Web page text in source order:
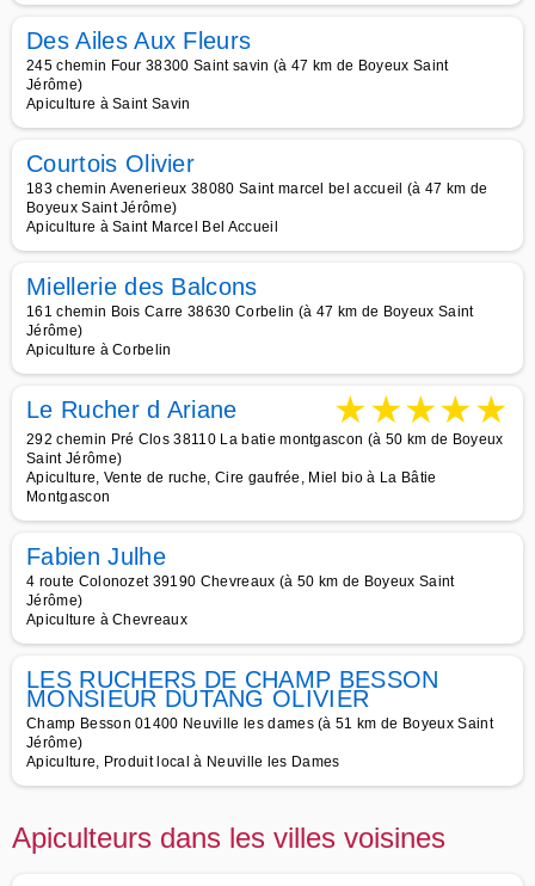
Des Ailes Aux Fleurs
245 chemin Four 38300 Saint savin (à 47 km de Boyeux Saint
Jérôme)
Apiculture à Saint Savin
Courtois Olivier
183 chemin Avenerieux 38080 Saint marcel bel accueil (à 47 km de
Boyeux Saint Jérôme)
Apiculture à Saint Marcel Bel Accueil
Miellerie des Balcons
161 chemin Bois Carre 38630 Corbelin (à 47 km de Boyeux Saint
Jérôme)
Apiculture à Corbelin
Le Rucher d Ariane ★★★★★
292 chemin Pré Clos 38110 La batie montgascon (à 50 km de Boyeux
Saint Jérôme)
Apiculture, Vente de ruche, Cire gaufrée, Miel bio à La Bâtie
Montgascon
Fabien Julhe
4 route Colonozet 39190 Chevreaux (à 50 km de Boyeux Saint
Jérôme)
Apiculture à Chevreaux
LES RUCHERS DE CHAMP BESSON
MONSIEUR DUTANG OLIVIER
Champ Besson 01400 Neuville les dames (à 51 km de Boyeux Saint
Jérôme)
Apiculture, Produit local à Neuville les Dames
Apiculteurs dans les villes voisines